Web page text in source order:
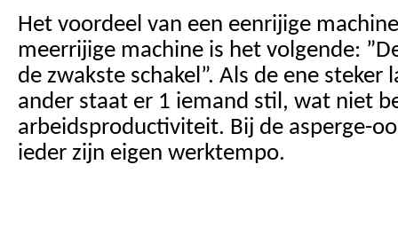
Het voordeel van een eenrijige
meerrijige machine is het volgende:
de zwakste schakel”. Als de ene steker
ander staat er 1 iemand stil, wat niet
arbeidsproductiviteit. Bij de asperge-
ieder zijn eigen werktempo.